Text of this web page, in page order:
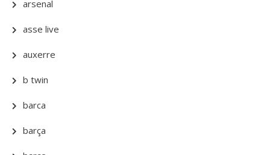
arsenal
asse live
auxerre
b twin
barca
barça